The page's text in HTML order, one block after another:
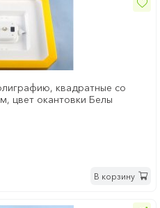
квадратные со
цвет окантовки Белы
В корзину